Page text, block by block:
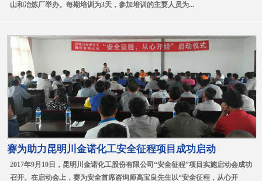
山和冶炼厂举办。每期培训为3天，参加培训的主要人员为...
赛为助力昆明川金诺化工安全征程项目成功启动
2017年9月10日，昆明川金诺化工股份有限公司“安全征程”项目实施启动会成功
召开。在启动会上，赛为安全首席咨询师高宝良先生以“安全征程，从心开